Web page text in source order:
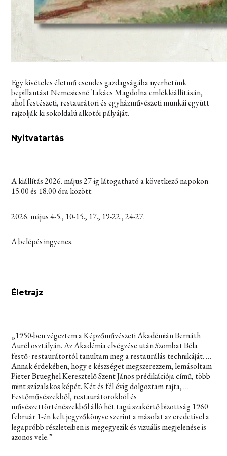
Egy kivételes életmű csendes gazdagságába nyerhetünk
bepillantástNemcsicsné Takács Magdolnaemlékkiállításán,
ahol festészeti, restaurátori és egyházművészeti munkái együtt
rajzolják ki sokoldalú alkotói pályáját.
Nyitvatartás
A kiállítás 2026. május 27-ig látogatható a következő napokon
15.00 és 18.00 óra között:
2026. május 4-5., 10-15., 17., 19-22., 24-27.
A belépés ingyenes.
Életrajz
„1950-ben végeztem a Képzőművészeti Akadémián Bernáth
Aurél osztályán. Az Akadémia elvégzése után Szombat Béla
festő- restaurátortól tanultam meg a restaurálás technikáját. …
Annak érdekében, hogy e készséget megszerezzem, lemásoltam
Pieter Brueghel Keresztelő Szent János prédikációja című, több
mint százalakos képét. Két és fél évig dolgoztam rajta, …
Festőművészekből, restaurátorokból és
művészettörténészekből álló hét tagú szakértő bizottság 1960
február 1-én kelt jegyzőkönyve szerint a másolat az eredetivel a
legapróbb részleteiben is megegyezik és vizuális megjelenése is
azonos vele.”